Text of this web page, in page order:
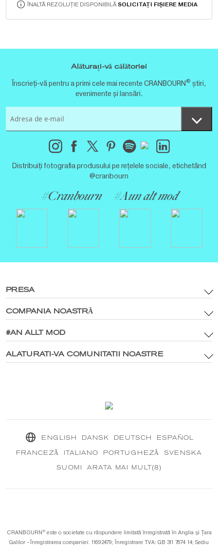
ÎNALTĂ REZOLUȚIE DISPONIBILĂ SOLICITAȚI FIȘIERE MEDIA
Distribuiți fotografia produsului pe rețelele sociale, etichetând
@cranbourn
#Cranbourn #Aun alt mod
Alăturați-vă călătoriei
Înscrieți-vă pentru a primi cele mai recente CRANBOURN® știri,
evenimente și lansări.
PRESA
termeni si conditii
Politica privind activele mărcii și media digitală
Politica de cookie-uri
COMPANIA NOASTRĂ
Site-ul principal
Explorați CRANBOURN®
#AN ALLT MOD
În interiorul CRANBOURN®
ALATURATI-VA COMUNITATII NOASTRE
ENGLISH DANSK DEUTSCH ESPAÑOL
FRANCEZĂ ITALIANO PORTUGHEZĂ SVENSKA
SUOMI ARATA MAI MULT(8)
CRANBOURN ®️este o societate cu răspundere limitată înregistrată în Anglia și Țara
Galilor - Înregistrarea companiei: 11692479; Înregistrare TVA: GB 311 7674 14; Sediu